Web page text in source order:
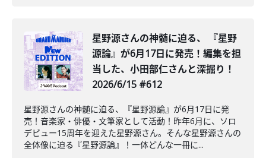
星野源さんの神髄に迫る、 『星野
源論』が6月17日に発売！編集を担
当した、小田部仁さんと深掘り！
2026/6/15 #612
星野源さんの神髄に迫る、『星野源論』が6月17日に発
売！音楽家・俳優・文筆家として活動！昨年6月に、ソロ
デビュー15周年を迎えた星野源さん。そんな星野源さんの
全体像に迫る『星野源論』！一体どんな一冊に...